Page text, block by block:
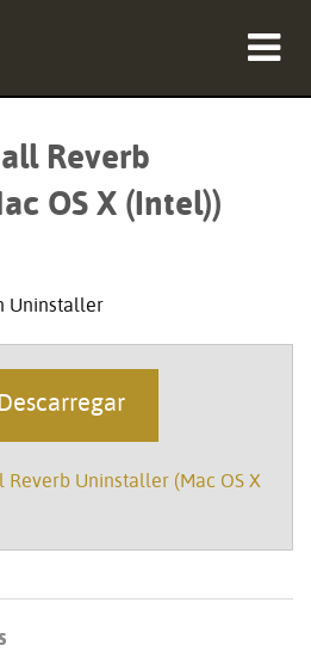
Reverb
OS X (Intel))
Uninstaller
Reverb Uninstaller (Mac OS X